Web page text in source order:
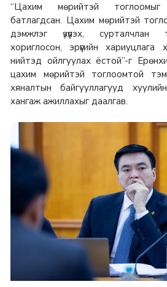
“Цахим мөрийтэй тоглоомыг
батлагдсан. Цахим мөрийтэй
дэмжлэг үзүүлэх, сурталчлан
хориглосон, эрүүгийн хариуцлага
нийтэд ойлгуулах ёстой”-г
цахим мөрийтэй тоглоомтой
хяналтын байгууллагууд
хангаж ажиллахыг даалгав.